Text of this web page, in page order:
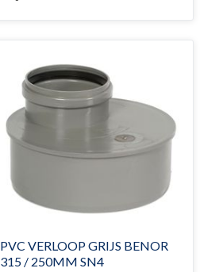
PVC VERLOOP GRIJS BENOR
315 / 250MM SN4